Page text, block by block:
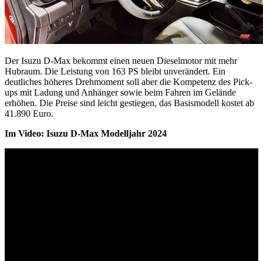
Der Isuzu D-Max bekommt einen neuen Dieselmotor mit mehr
Hubraum. Die Leistung von 163 PS bleibt unverändert. Ein
deutliches höheres Drehmoment soll aber die Kompetenz des Pick-
ups mit Ladung und Anhänger sowie beim Fahren im Gelände
erhöhen. Die Preise sind leicht gestiegen, das Basismodell kostet ab
41.890 Euro.
Im Video: Isuzu D-Max Modelljahr 2024